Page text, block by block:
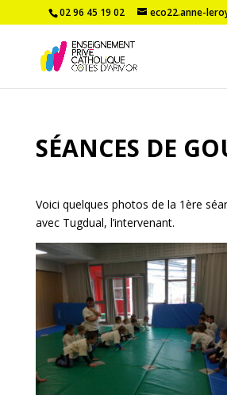
02 96 45 19 02 eco22.anne-
SÉANCES DE
Voici quelques photos de la 1ère
avec Tugdual, l’intervenant.